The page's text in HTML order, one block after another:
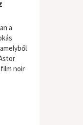
a
noir